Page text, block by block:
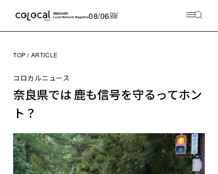
08/06THU
2026
TOP ARTICLE
コロカルニュース
奈良県では 鹿も信号を守るってホン
ト？